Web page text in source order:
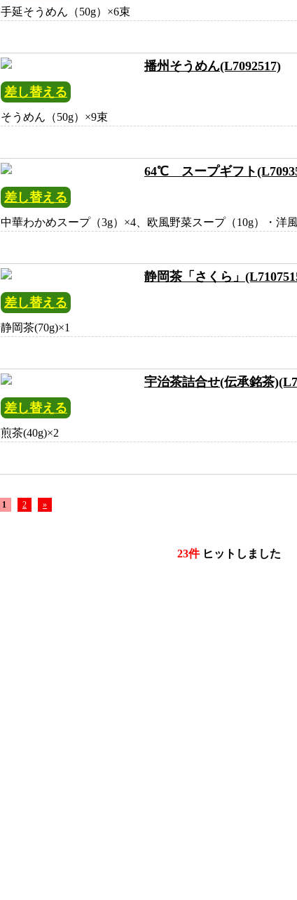
手延そうめん（50g）×6束
播州そうめん(L7092517)
差し替える
そうめん（50g）×9束
64℃ スープギフト
差し替える
中華わかめスープ（3g）×4、欧風野菜スープ（10g）・洋
静岡茶「さくら」
差し替える
静岡茶(70g)×1
宇治茶詰合せ(伝承銘茶
差し替える
煎茶(40g)×2
1 2 »
23件ヒットしました